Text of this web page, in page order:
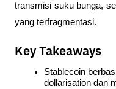
transmisi suku bunga,
yang terfragmentasi.
Key Takeaways
Stablecoin
dollarisation dan